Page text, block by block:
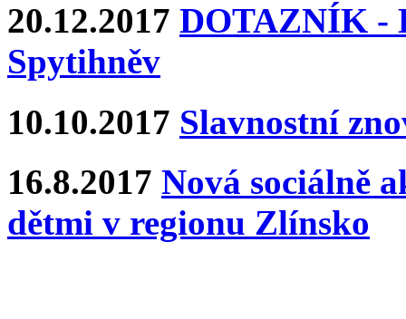
20.12.2017 DOTAZNÍK -
Spytihněv
10.10.2017 Slavnostní
16.8.2017 Nová sociálně
dětmi v regionu Zlínsko